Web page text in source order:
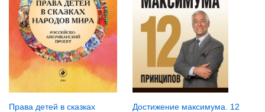
Права детей в сказках
Достижение максимума. 12